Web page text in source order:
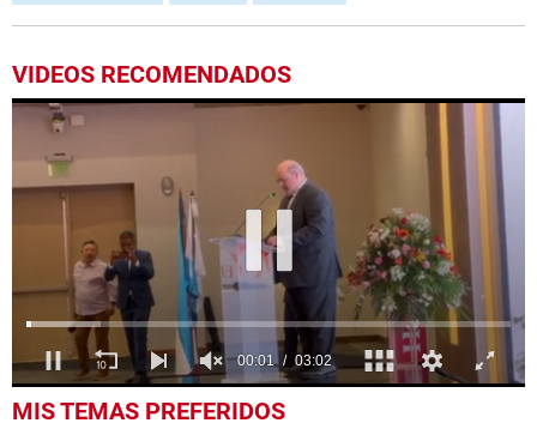
VIDEOS RECOMENDADOS
seconds
MIS TEMAS PREFERIDOS